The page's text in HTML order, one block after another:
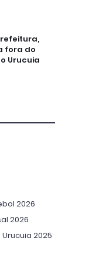
fora do
Urucuia
2026
2026
2025